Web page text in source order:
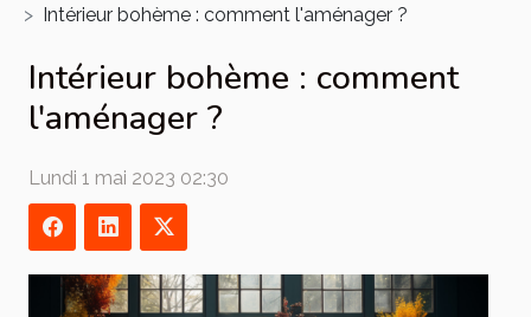
Intérieur bohème : comment l'aménager ?
Intérieur bohème : comment
l'aménager ?
Lundi 1 mai 2023 02:30